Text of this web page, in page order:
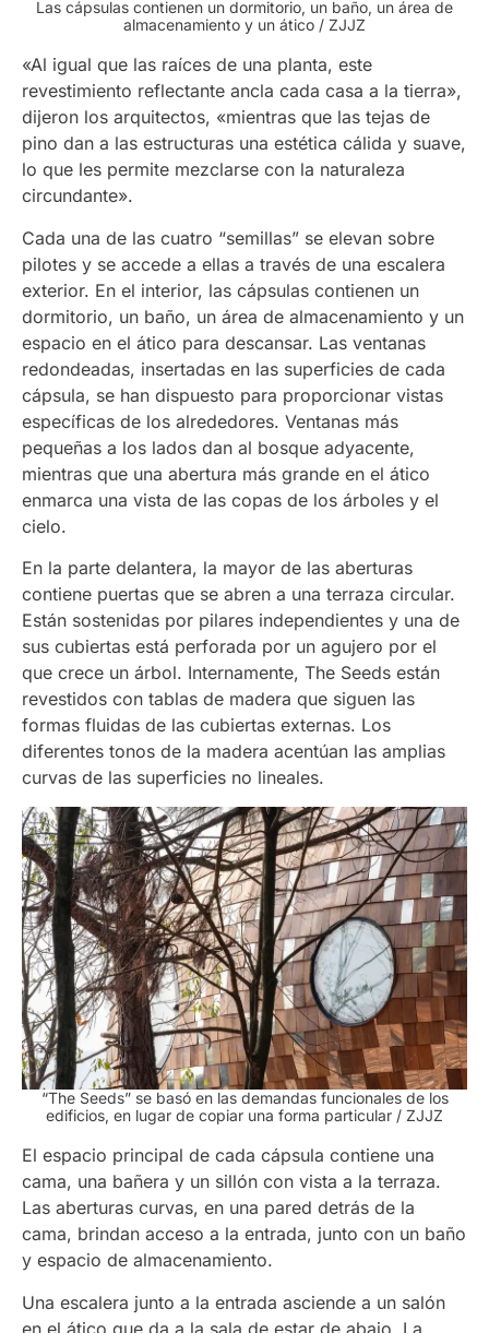
Las cápsulas contienen un dormitorio, un baño, un área de
almacenamiento y un ático / ZJJZ
«Al igual que las raíces de una planta, este
revestimiento reflectante ancla cada casa a la tierra»,
dijeron los arquitectos, «mientras que las tejas de
pino dan a las estructuras una estética cálida y suave,
lo que les permite mezclarse con la naturaleza
circundante».
Cada una de las cuatro “semillas” se elevan sobre
pilotes y se accede a ellas a través de una escalera
exterior. En el interior, las cápsulas contienen un
dormitorio, un baño, un área de almacenamiento y un
espacio en el ático para descansar. Las ventanas
redondeadas, insertadas en las superficies de cada
cápsula, se han dispuesto para proporcionar vistas
específicas de los alrededores. Ventanas más
pequeñas a los lados dan al bosque adyacente,
mientras que una abertura más grande en el ático
enmarca una vista de las copas de los árboles y el
cielo.
En la parte delantera, la mayor de las aberturas
contiene puertas que se abren a una terraza circular.
Están sostenidas por pilares independientes y una de
sus cubiertas está perforada por un agujero por el
que crece un árbol. Internamente, The Seeds están
revestidos con tablas de madera que siguen las
formas fluidas de las cubiertas externas. Los
diferentes tonos de la madera acentúan las amplias
curvas de las superficies no lineales.
“The Seeds” se basó en las demandas funcionales de los
edificios, en lugar de copiar una forma particular / ZJJZ
El espacio principal de cada cápsula contiene una
cama, una bañera y un sillón con vista a la terraza.
Las aberturas curvas, en una pared detrás de la
cama, brindan acceso a la entrada, junto con un baño
y espacio de almacenamiento.
Una escalera junto a la entrada asciende a un salón
en el ático que da a la sala de estar de abajo. La